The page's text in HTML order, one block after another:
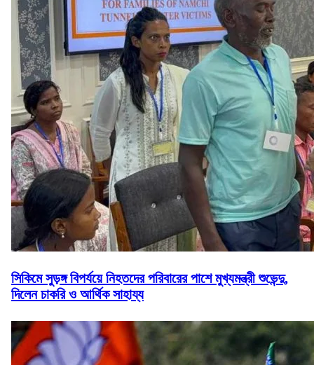
সিকিমে সুড়ঙ্গ বিপর্যয়ে নিহতদের পরিবারের পাশে মুখ্যমন্ত্রী শুভেন্দু,
দিলেন চাকরি ও আর্থিক সাহায্য